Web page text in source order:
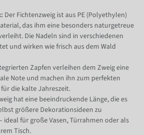
Der Fichtenzweig ist aus PE (Polyethylen)
das ihm eine besonders naturgetreue
Die Nadeln sind in verschiedenen
und wirken wie frisch aus dem Wald
Zapfen verleihen dem Zweig eine
Note und machen ihn zum perfekten
die kalte Jahreszeit.
hat eine beeindruckende Länge, die es
größere Dekorationsideen zu
für große Vasen, Türrahmen oder als
Tisch.